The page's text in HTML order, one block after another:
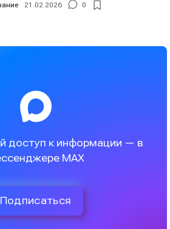
21.02.2026 0
доступ к информации — в
MAX
Подписаться